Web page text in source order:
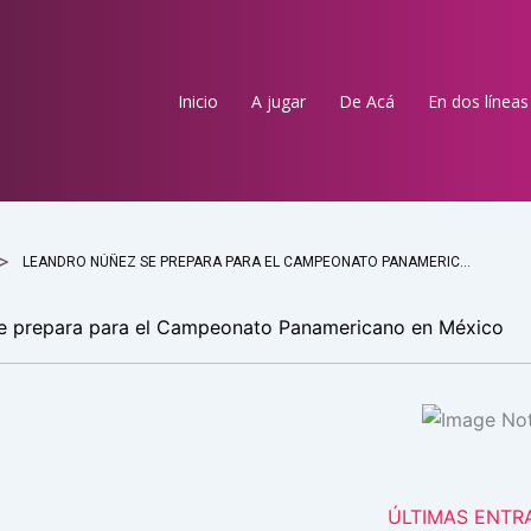
Inicio A jugar De Acá En dos líneas
prepara para el Campeonato Panamericano en México
ÚLTIMAS